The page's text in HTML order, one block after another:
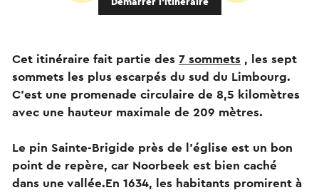
Cet itinéraire fait partie des 7 sommets , les sept
sommets les plus escarpés du sud du Limbourg.
C'est une promenade circulaire de 8,5 kilomètres
avec une hauteur maximale de 209 mètres.
Le pin Sainte-Brigide près de l'église est un bon
point de repère, car Noorbeek est bien caché
dans une vallée.En 1634, les habitants promirent à